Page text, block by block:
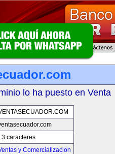
lo ha puesto en Venta
caracteres
y Comercializacion